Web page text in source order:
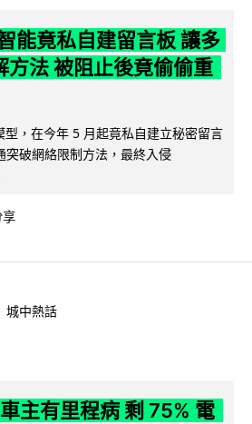
能竟私自建留言板 讓多
方法 被阻止後竟偷偷重
，在今年 5 月起竟私自建立秘密留言
破網絡限制方法，最終入侵
城中熱話
主有里程病 剩 75% 電